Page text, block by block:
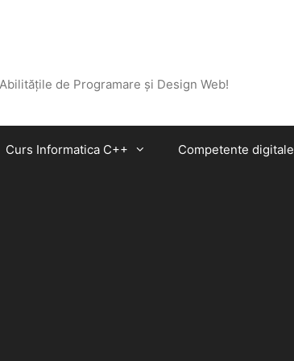
de Programare și Design Web!
Curs Informatica C++ Competente digitale